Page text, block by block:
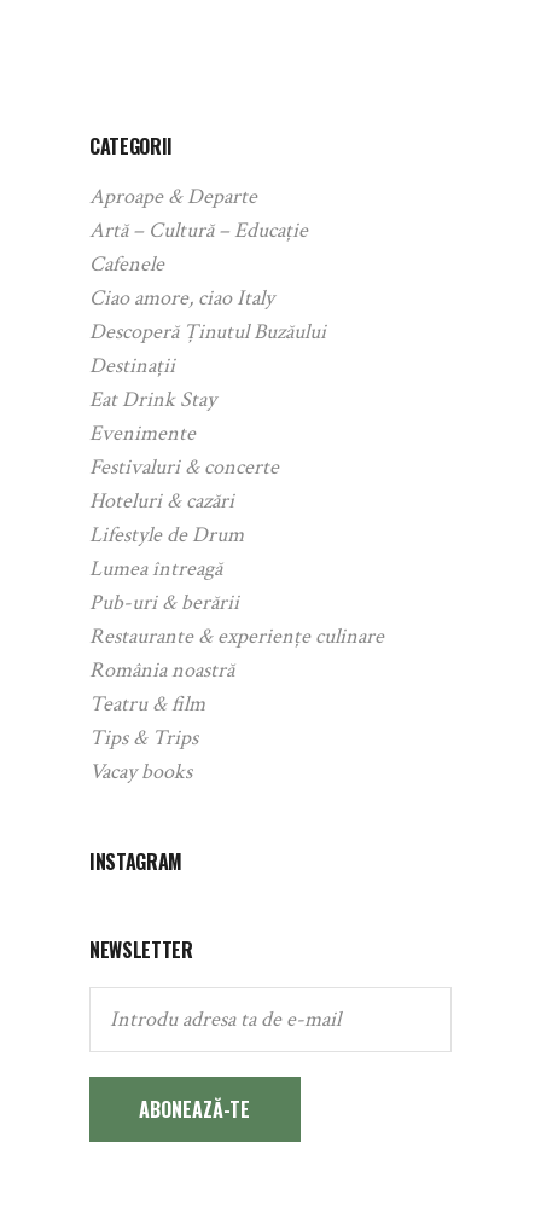
CATEGORII
Aproape & Departe
Artă – Cultură – Educație
Cafenele
Ciao amore, ciao Italy
Descoperă Ținutul Buzăului
Destinații
Eat Drink Stay
Evenimente
Festivaluri & concerte
Hoteluri & cazări
Lifestyle de Drum
Lumea întreagă
Pub-uri & berării
Restaurante & experiențe culinare
România noastră
Teatru & film
Tips & Trips
Vacay books
INSTAGRAM
NEWSLETTER
ABONEAZĂ-TE